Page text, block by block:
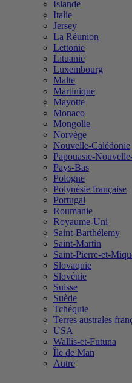
Islande
Italie
Jersey
La Réunion
Lettonie
Lituanie
Luxembourg
Malte
Martinique
Mayotte
Monaco
Mongolie
Norvège
Nouvelle-Calédonie
Papouasie-
Pays-Bas
Pologne
Polynésie française
Portugal
Roumanie
Royaume-Uni
Saint-Barthélemy
Saint-Martin
Saint-Pierre-et-
Slovaquie
Slovénie
Suisse
Suède
Tchéquie
Terres australes
USA
Wallis-et-Futuna
Île de Man
Autre